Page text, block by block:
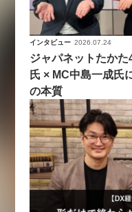
インタビュー 2026.07.24
ジャパネットたか
氏 × MC中島一成氏
の本質